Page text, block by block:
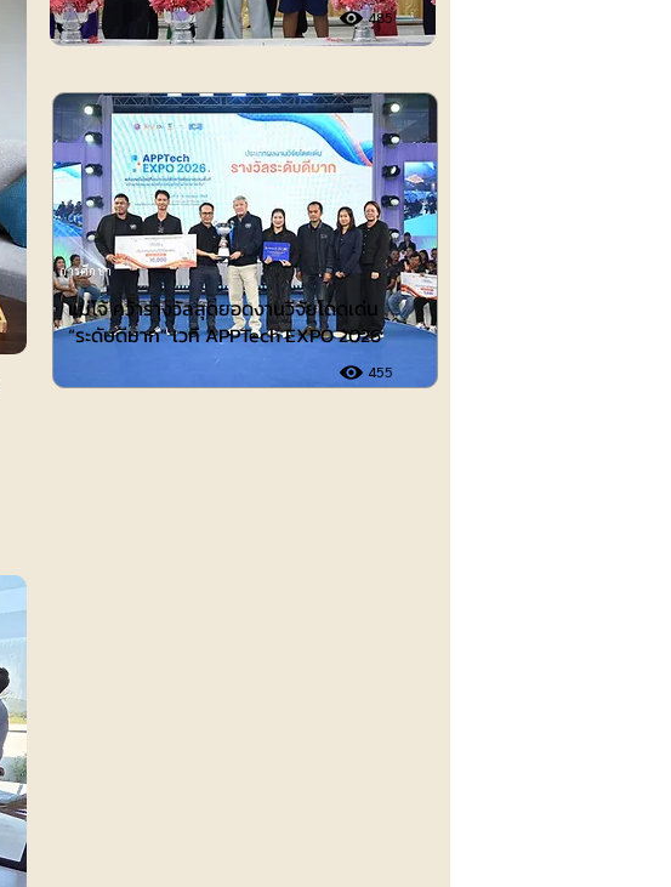
485
การศึกษา
แม่โจ้ คว้ารางวัลสุดยอดงานวิจัยโดดเด่น
“ระดับดีมาก” เวที APPTech EXPO 2026
455